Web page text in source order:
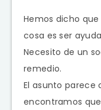
Hemos dicho que
cosa es ser
Necesito de un
remedio.
El asunto parece
encontramos